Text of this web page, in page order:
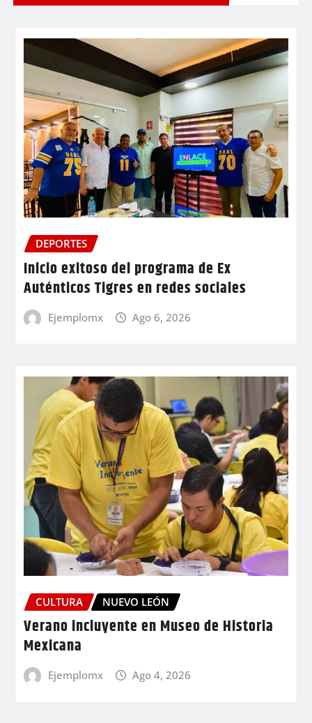
DEPORTES
Inicio exitoso del programa de Ex
Auténticos Tigres en redes sociales
Ejemplomx Ago 6, 2026
CULTURA NUEVO LEÓN
Verano incluyente en Museo de Historia
Mexicana
Ejemplomx Ago 4, 2026